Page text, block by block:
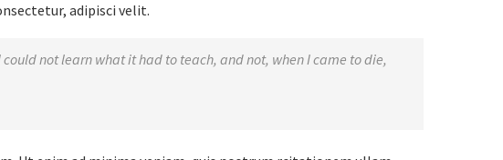
adipisci velit.
not learn what it had to teach, and not, when I came to die,